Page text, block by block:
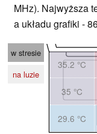
MHz). Najwyższa
a układu grafiki -
w stresie
na luzie
35.2 °C
35 °C
29.6 °C